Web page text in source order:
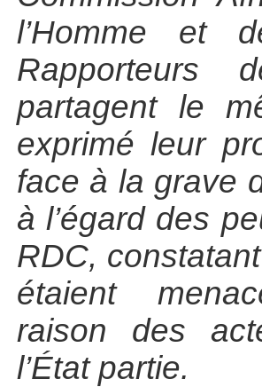
l’Homme et
Rapporteurs
partagent le
exprimé leur
face à la grave
à l’égard des
RDC,
étaient
raison des
l’État partie.